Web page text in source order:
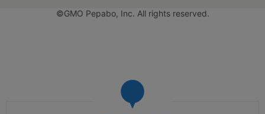
©GMO Pepabo, Inc. All rights reserved.